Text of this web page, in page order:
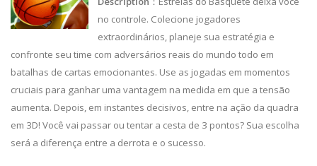
no controle. Colecione jogadores
extraordinários, planeje sua estratégia e
confronte seu time com adversários reais do mundo todo em
batalhas de cartas emocionantes. Use as jogadas em momentos
cruciais para ganhar uma vantagem na medida em que a tensão
aumenta. Depois, em instantes decisivos, entre na ação da quadra
em 3D! Você vai passar ou tentar a cesta de 3 pontos? Sua escolha
será a diferença entre a derrota e o sucesso.